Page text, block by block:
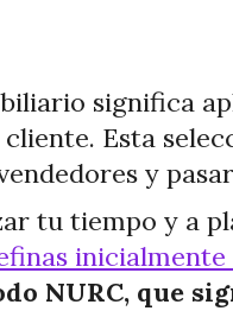
significa
Esta
y
tu tiempo y a
NURC, que